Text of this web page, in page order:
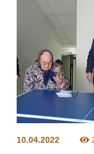
10.04.2022